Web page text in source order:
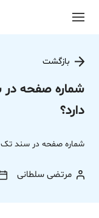
بازگشت
شماره صفحه در
دارد؟
شماره صفحه در سند تک
مرتضی سلطانی